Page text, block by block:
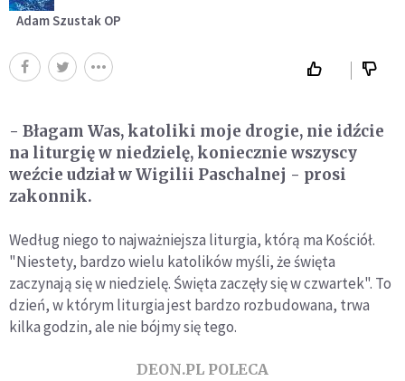
Adam Szustak OP
- Błagam Was, katoliki moje drogie, nie idźcie
na liturgię w niedzielę, koniecznie wszyscy
weźcie udział w Wigilii Paschalnej - prosi
zakonnik.
Według niego to najważniejsza liturgia, którą ma Kościół.
"Niestety, bardzo wielu katolików myśli, że święta
zaczynają się w niedzielę. Święta zaczęły się w czwartek". To
dzień, w którym liturgia jest bardzo rozbudowana, trwa
kilka godzin, ale nie bójmy się tego.
DEON.PL POLECA